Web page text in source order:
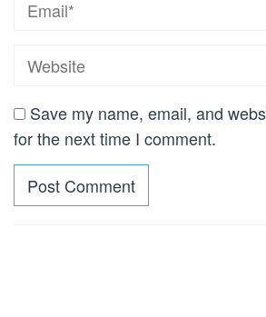
Save my name, email, and
for the next time I comment.